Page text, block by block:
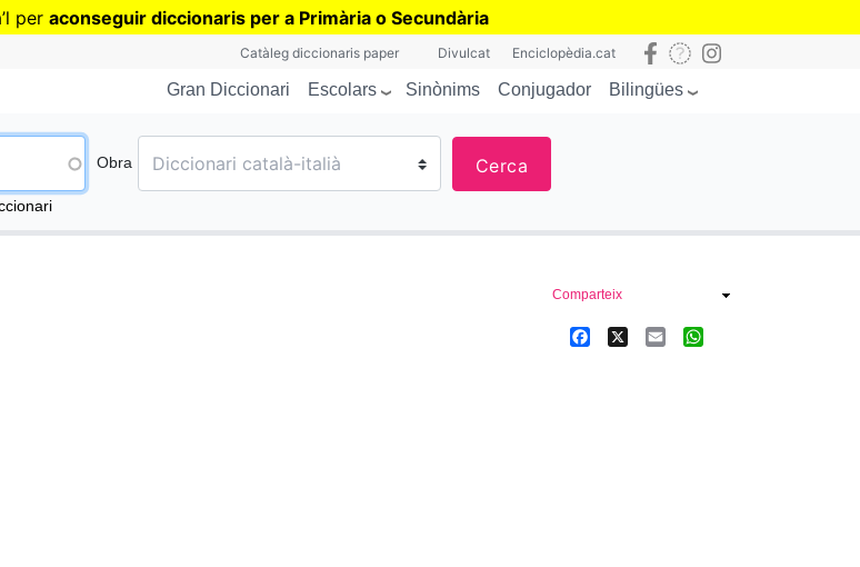
Vés
’l per aconseguir diccionaris per a Primària o Secundària
Catàleg diccionaris paper Divulcat Enciclopèdia.cat
Gran Diccionari Escolars Sinònims Conjugador Bilingües
Obra Cerca
Comparteix
Facebook Email